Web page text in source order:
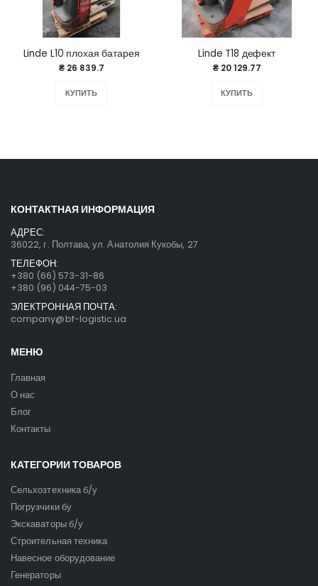
Linde L10 плохая батарея
₴ 26 839.7
КУПИТЬ
Linde T18 дефект
₴ 20 129.77
КУПИТЬ
КОНТАКТНАЯ ИНФОРМАЦИЯ
АДРЕС:
36022, г. Полтава, ул. Анатолия Кукобы, 27
ТЕЛЕФОН:
+380 (66) 573-31-86
+380 (96) 044-75-03
ЭЛЕКТРОННАЯ ПОЧТА:
company@bf-logistic.ua
МЕНЮ
Главная
О нас
Блог
Контакты
КАТЕГОРИИ ТОВАРОВ
Сельхозтехника б/у
Погрузчики бу
Экскаваторы б/у
Строительная техника
Навесное оборудование
Генераторы